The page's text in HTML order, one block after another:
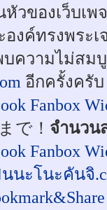
วของเว็บเพ
องค์ทรงพระเ
ความไม่สม
อีกครั้งครั
Fanbox
で！ จำนวน
Fanbox
นะโนะคันจิ